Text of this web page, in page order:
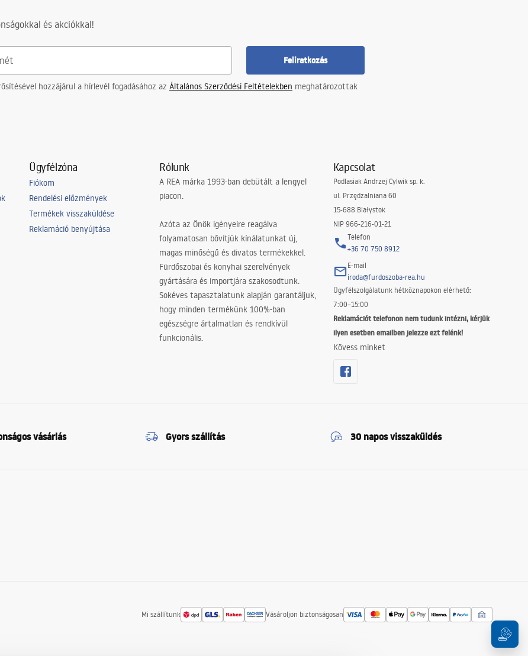
és akciókkal!
Feliratkozás
hozzájárul a hírlevél fogadásához az Általános Szerződési Feltételekben meghatározottak
Ügyfélzóna
Fiókom
Rendelési előzmények
Termékek visszaküldése
Reklamáció benyújtása
Rólunk
A REA márka 1993-ban debütált a lengyel
piacon.
Azóta az Önök igényeire reagálva
folyamatosan bővítjük kínálatunkat új,
magas minőségű és divatos termékekkel.
Fürdőszobai és konyhai szerelvények
gyártására és importjára szakosodtunk.
Sokéves tapasztalatunk alapján garantáljuk,
hogy minden termékünk 100%-ban
egészségre ártalmatlan és rendkívül
funkcionális.
Kapcsolat
Podlasiak Andrzej Cylwik sp. k.
ul. Przędzalniana 60
15-688 Białystok
NIP 966-216-01-21
Telefon
+36 70 750 8912
E-mail
iroda@furdoszoba-rea.hu
Ügyfélszolgálatunk hétköznapokon elérhető:
7:00–15:00
Reklamációt telefonon nem tudunk intézni, kérjük
ilyen esetben emailben jelezze ezt felénk!
Kövess minket
vásárlás Gyors szállítás 30 napos visszaküldés
Mi szállítunk Vásároljon biztonságosan